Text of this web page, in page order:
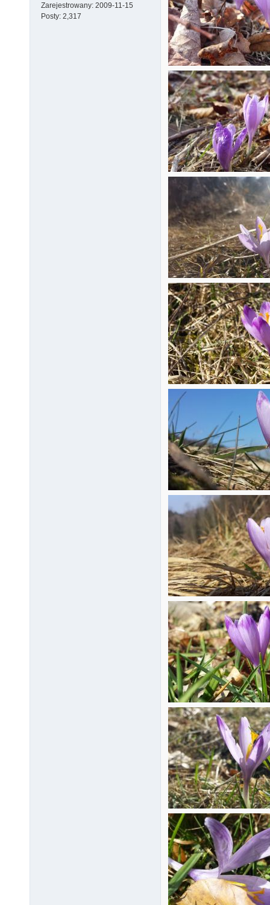
Zarejestrowany: 2009-11-15
Posty: 2,317